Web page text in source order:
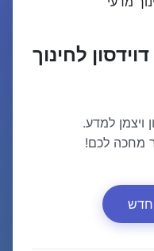
לחינוך
ויצמן למדע.
מחכה לכם!